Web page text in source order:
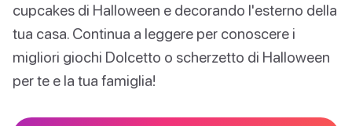
cupcakes di Halloween e decorando l'esterno della
tua casa. Continua a leggere per conoscere i
migliori giochi Dolcetto o scherzetto di Halloween
per te e la tua famiglia!